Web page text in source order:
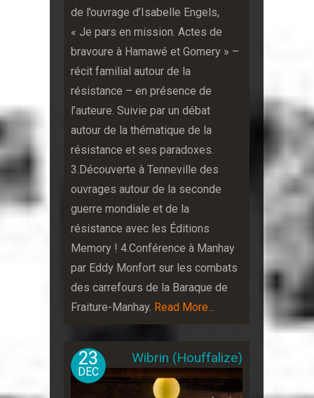
de l’ouvrage d’Isabelle Engels,
« Je pars en mission. Actes de
bravoure à Hamawé et Gomery » –
récit familial autour de la
résistance – en présence de
l’auteure. Suivie par un débat
autour de la thématique de la
résistance et ses paradoxes.
3.Découverte à Tenneville des
ouvrages autour de la seconde
guerre mondiale et de la
résistance avec les Éditions
Memory ! 4.Conférence à Manhay
par Eddy Monfort sur les combats
des carrefours de la Baraque de
Fraiture-Manhay. Read More...
23
DEC
Wibrin (Houffalize)